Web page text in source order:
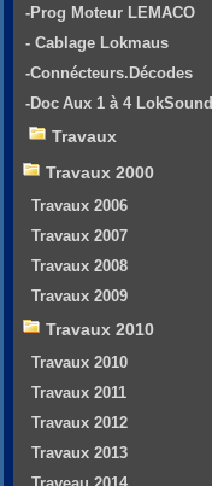
-Prog Moteur LEMACO
- Cablage Lokmaus
-Connécteurs.Décodes
-Doc Aux 1 à 4 LokSound
Travaux
Travaux 2000
Travaux 2006
Travaux 2007
Travaux 2008
Travaux 2009
Travaux 2010
Travaux 2010
Travaux 2011
Travaux 2012
Travaux 2013